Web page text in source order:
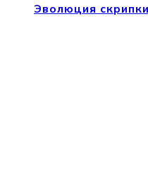
Эволюция